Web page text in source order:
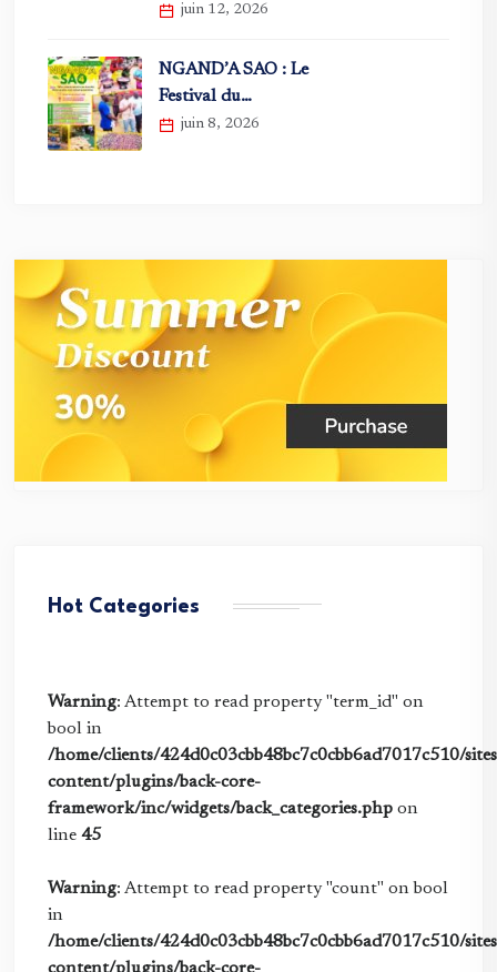
juin 12, 2026
NGAND’A SAO : Le
Festival du…
juin 8, 2026
Hot Categories
Warning: Attempt to read property "term_id" on
bool in
/home/clients/424d0c03cbb48bc7c0cbb6ad7017c510/
content/plugins/back-core-
framework/inc/widgets/back_categories.php on
line 45
Warning: Attempt to read property "count" on bool
in
/home/clients/424d0c03cbb48bc7c0cbb6ad7017c510/
content/plugins/back-core-